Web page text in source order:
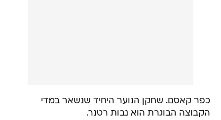
כפר קאסם. שחקן הנוער היחיד שנשאר במדי
הקבוצה הבוגרת הוא נבות רטנר.